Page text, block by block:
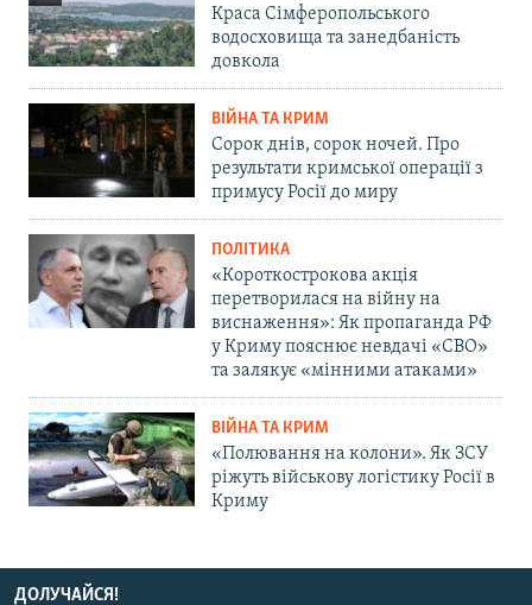
Краса Сімферопольського
водосховища та занедбаність
довкола
ВІЙНА ТА КРИМ
Сорок днів, сорок ночей. Про
результати кримської операції з
примусу Росії до миру
ПОЛІТИКА
«Короткострокова акція
перетворилася на війну на
виснаження»: Як пропаганда РФ
у Криму пояснює невдачі «СВО»
та залякує «мінними атаками»
ВІЙНА ТА КРИМ
«Полювання на колони». Як ЗСУ
ріжуть військову логістику Росії в
Криму
ДОЛУЧАЙСЯ!